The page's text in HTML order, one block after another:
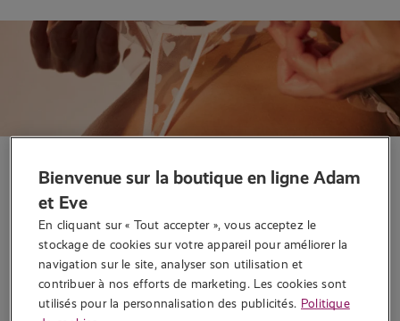
Vendre ses culottes usagées sur
Internet : Guide et astuces
Écrit par WonderWoman
La tendance montante pour vendre ses culottes usagées en ligne
n’est pas simplement un phénomène éphémère. Pour beaucoup,
Bienvenue sur la boutique en ligne Adam
et Eve
En cliquant sur « Tout accepter », vous acceptez le
stockage de cookies sur votre appareil pour améliorer la
navigation sur le site, analyser son utilisation et
contribuer à nos efforts de marketing. Les cookies sont
utilisés pour la personnalisation des publicités. Politique